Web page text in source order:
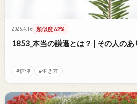
2026.4.16 類似度 62%
1853_本当の謙遜とは？ | その人のあ
#信仰 #生き方